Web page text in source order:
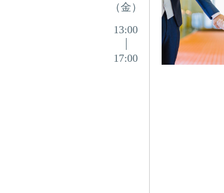
（金）
13:00
17:00